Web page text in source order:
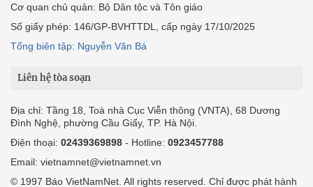
Cơ quan chủ quản: Bộ Dân tộc và Tôn giáo
Số giấy phép: 146/GP-BVHTTDL, cấp ngày 17/10/2025
Tổng biên tập: Nguyễn Văn Bá
Liên hệ tòa soạn
Địa chỉ: Tầng 18, Toà nhà Cục Viễn thông (VNTA), 68 Dương
Đình Nghệ, phường Cầu Giấy, TP. Hà Nội.
Điện thoại: 02439369898 - Hotline: 0923457788
Email: vietnamnet@vietnamnet.vn
© 1997 Báo VietNamNet. All rights reserved. Chỉ được phát hành